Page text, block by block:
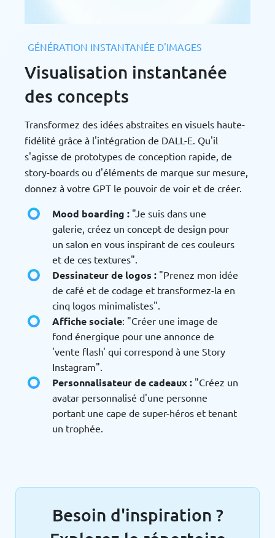
GÉNÉRATION INSTANTANÉE D'IMAGES
Visualisation instantanée
des concepts
Transformez des idées abstraites en visuels haute-
fidélité grâce à l'intégration de DALL-E. Qu'il
s'agisse de prototypes de conception rapide, de
story-boards ou d'éléments de marque sur mesure,
donnez à votre GPT le pouvoir de voir et de créer.
Mood boarding : "Je suis dans une
galerie, créez un concept de design pour
un salon en vous inspirant de ces couleurs
et de ces textures".
Dessinateur de logos : "Prenez mon idée
de café et de codage et transformez-la en
cinq logos minimalistes".
Affiche sociale: "Créer une image de
fond énergique pour une annonce de
'vente flash' qui correspond à une Story
Instagram".
Personnalisateur de cadeaux : "Créez un
avatar personnalisé d'une personne
portant une cape de super-héros et tenant
un trophée.
Besoin d'inspiration ?